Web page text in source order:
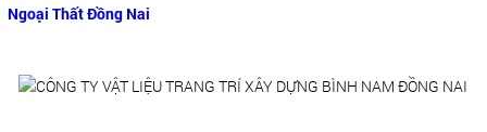
Ngoại Thất Đồng Nai